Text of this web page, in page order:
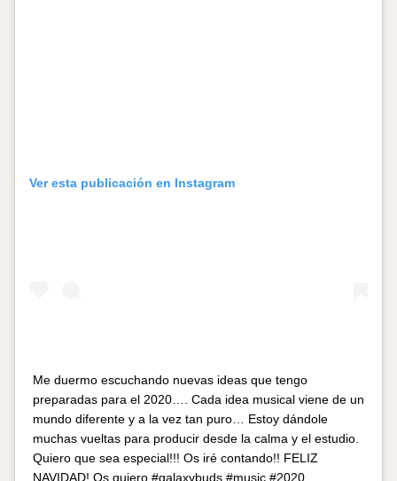
Ver esta publicación en Instagram
Me duermo escuchando nuevas ideas que tengo
preparadas para el 2020…. Cada idea musical viene de un
mundo diferente y a la vez tan puro… Estoy dándole
muchas vueltas para producir desde la calma y el estudio.
Quiero que sea especial!!! Os iré contando!! FELIZ
NAVIDAD! Os quiero #galaxybuds #music #2020